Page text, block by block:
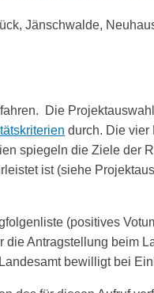
Jänschwalde,
Die
durch. Die vier
spiegeln die Ziele der
ist (siehe
(positives
Antragstellung beim
bewilligt bei